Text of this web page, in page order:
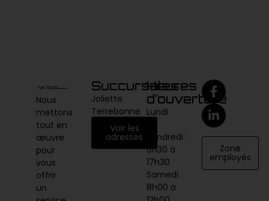
Nous
mettons
tout en
œuvre
pour
vous
offrir
un
Succursales
Joliette
Terrebonne
Voir les
adresses
Heures
d’ouverture
Lundi
vendredi :
6h30 à
17h30
Samedi :
8h00 à
Zone
employés